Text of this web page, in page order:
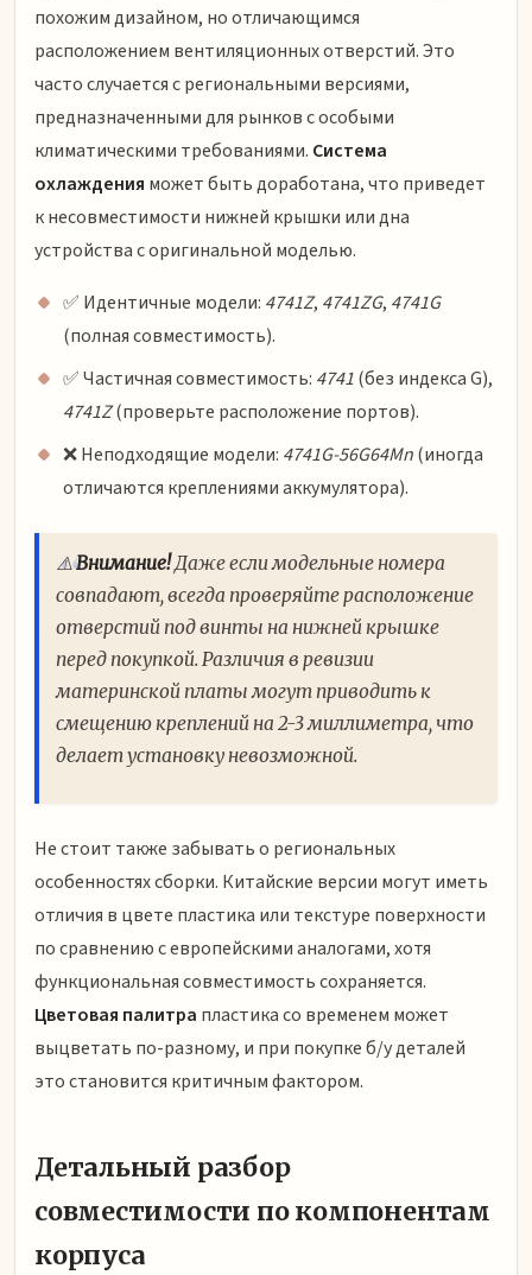
похожим дизайном, но отличающимся
расположением вентиляционных отверстий. Это
часто случается с региональными версиями,
предназначенными для рынков с особыми
климатическими требованиями. Система
охлаждения может быть доработана, что приведет
к несовместимости нижней крышки или дна
устройства с оригинальной моделью.
✅ Идентичные модели: 4741Z, 4741ZG, 4741G
(полная совместимость).
✅ Частичная совместимость: 4741(без индекса G),
4741Z(проверьте расположение портов).
❌ Неподходящие модели: 4741G-56G64Mn(иногда
отличаются креплениями аккумулятора).
⚠️Внимание!Даже если модельные номера
совпадают, всегда проверяйте расположение
отверстий под винты на нижней крышке
перед покупкой. Различия в ревизии
материнской платы могут приводить к
смещению креплений на 2-3 миллиметра, что
делает установку невозможной.
Не стоит также забывать о региональных
особенностях сборки. Китайские версии могут иметь
отличия в цвете пластика или текстуре поверхности
по сравнению с европейскими аналогами, хотя
функциональная совместимость сохраняется.
Цветовая палитра пластика со временем может
выцветать по-разному, и при покупке б/у деталей
это становится критичным фактором.
Детальный разбор
совместимости по компонентам
корпуса